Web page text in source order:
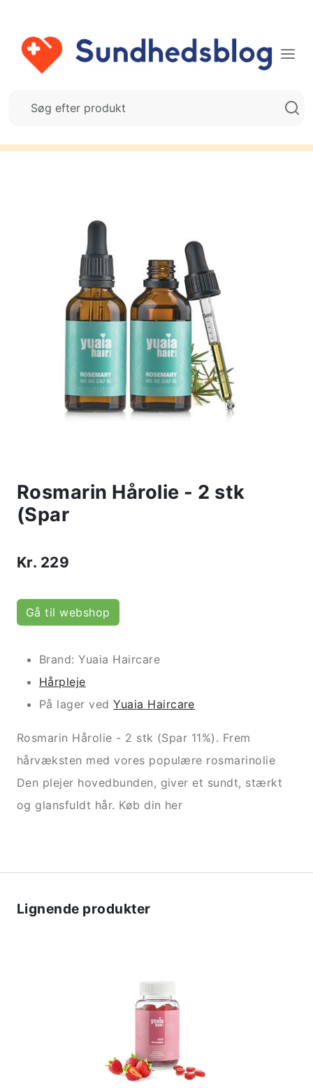
Rosmarin Hårolie - 2 stk
(Spar
Kr. 229
Gå til webshop
Brand: Yuaia Haircare
Hårpleje
På lager vedYuaia Haircare
Rosmarin Hårolie - 2 stk (Spar 11%). Frem
hårvæksten med vores populære rosmarinolie
Den plejer hovedbunden, giver et sundt, stærkt
og glansfuldt hår. Køb din her
Lignende produkter